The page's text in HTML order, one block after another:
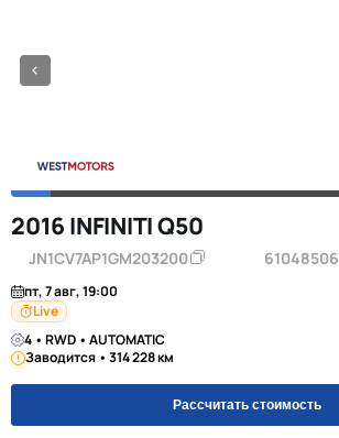
2016 INFINITI Q50
JN1CV7AP1GM203200 61048506
пт, 7 авг, 19:00
Live
4 • RWD • AUTOMATIC
Заводится • 314 228 км
Рассчитать стоимость